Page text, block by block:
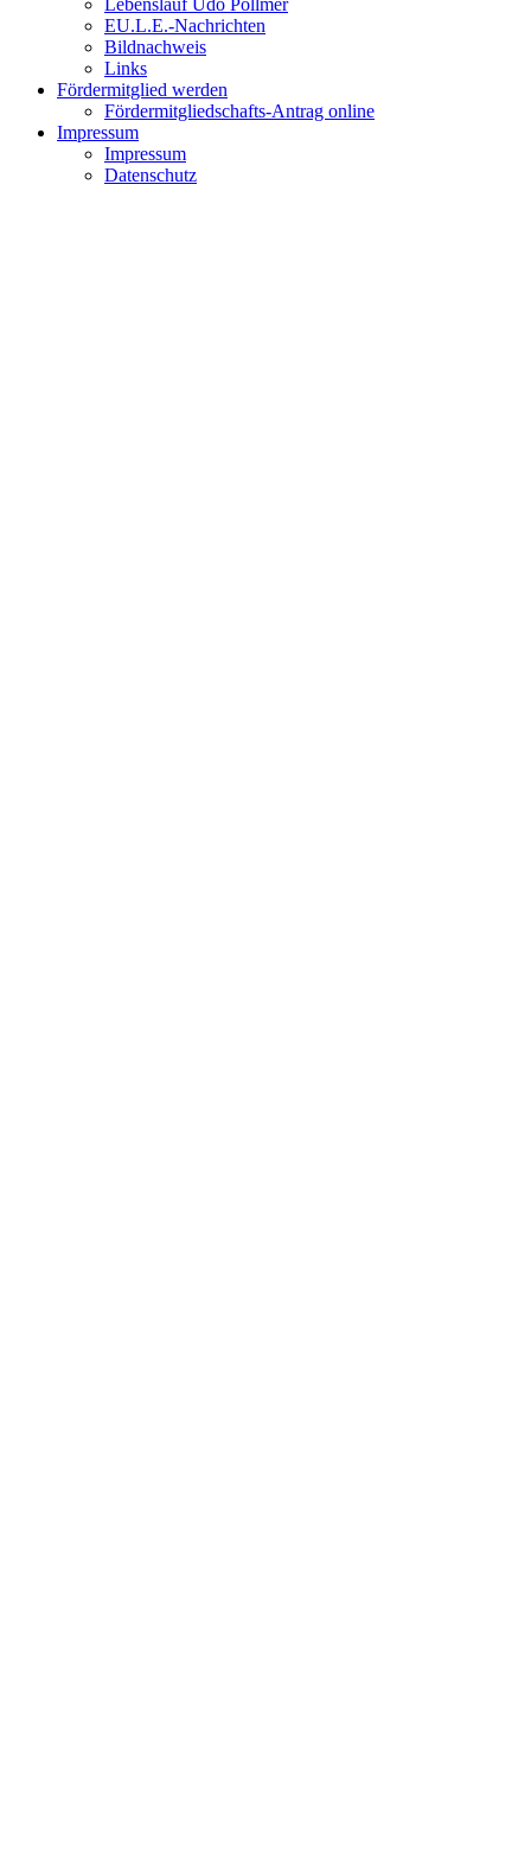
EU.L.E.-Nachrichten
Bildnachweis
Links
Fördermitglied werden
Fördermitgliedschafts-Antrag online
Impressum
Impressum
Datenschutz